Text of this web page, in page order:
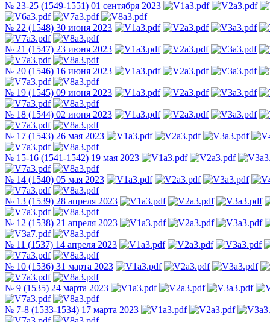
№ 23-25 (1549-1551) 01 сентября 2023
№ 22 (1548) 30 июня 2023
№ 21 (1547) 23 июня 2023
№ 20 (1546) 16 июня 2023
№ 19 (1545) 09 июня 2023
№ 18 (1544) 02 июня 2023
№ 17 (1543) 26 мая 2023
№ 15-16 (1541-1542) 19 мая 2023
№ 14 (1540) 05 мая 2023
№ 13 (1539) 28 апреля 2023
№ 12 (1538) 21 апреля 2023
№ 11 (1537) 14 апреля 2023
№ 10 (1536) 31 марта 2023
№ 9 (1535) 24 марта 2023
№ 7-8 (1533-1534) 17 марта 2023